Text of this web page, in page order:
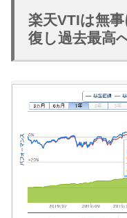
楽天VTIは無
復し過去最高へ